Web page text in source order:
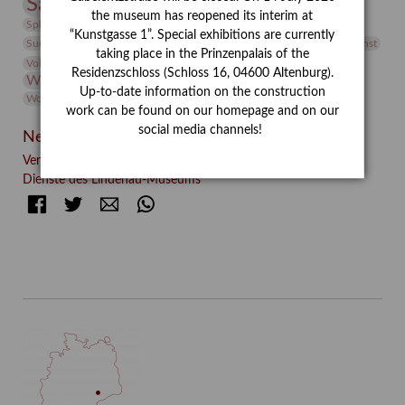
Samstagszeichner Skulptur
Sonderausstellung
Sphinx
studio Studio Bildende Kunst
Suermondt-Ludwig-Museum
Vermittlung
Videokunst
Volontariat
Walter Rheiner Werefkin
Werkbetrachtung Winter Wissenschaft
Wolf and Dog
Wolf und Hund
Zirkuswoche
Neueste Beiträge
Verschenkt, verkauft, vergessen? – Kunstdetektivinnen im
Dienste des Lindenau-Museums
FacebookTwitter E-mail
the museum has reopened its interim at
“Kunstgasse 1”. Special exhibitions are currently
taking place in the Prinzenpalais of the
Residenzschloss (Schloss 16, 04600 Altenburg).
Up-to-date information on the construction
work can be found on our homepage and on our
social media channels!